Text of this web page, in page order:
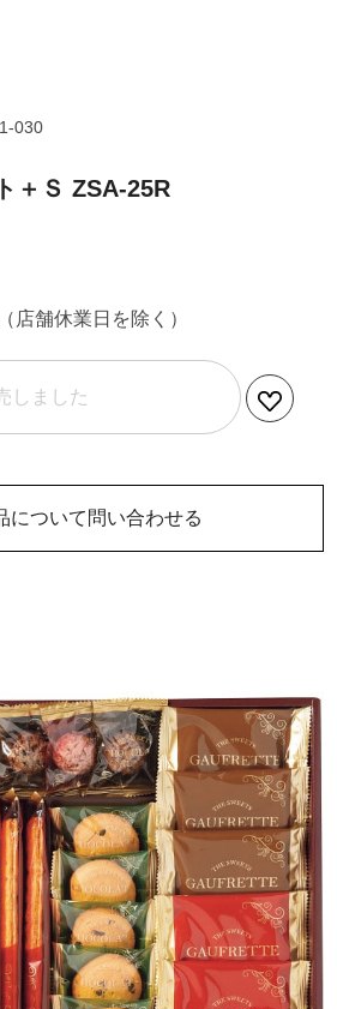
＋Ｓ ZSA-25R
030
店舗休業日を除く）
しました
について問い合わせる